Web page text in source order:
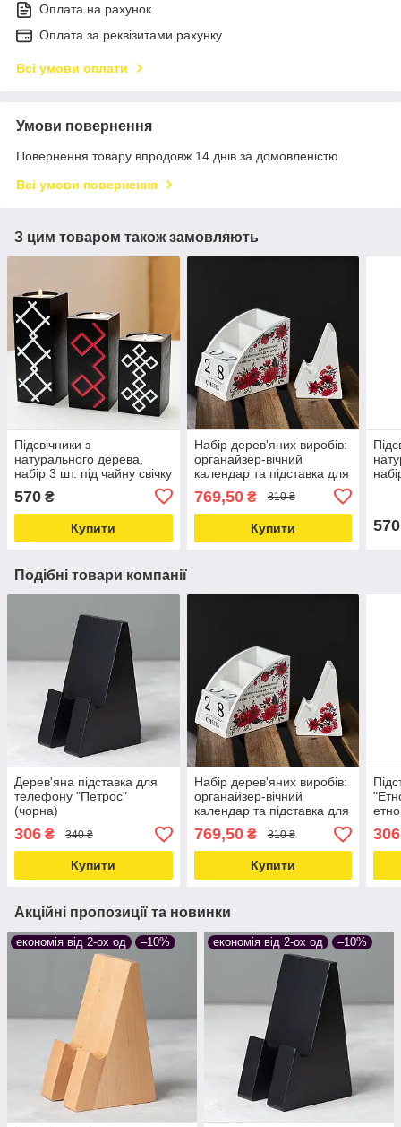
Оплата на рахунок
Оплата за реквізитами рахунку
Всі умови оплати
Умови повернення
Повернення товару впродовж 14 днів за домовленістю
Всі умови повернення
З цим товаром також замовляють
Підсвічники з
натурального дерева,
набір 3 шт. під чайну свічку
колір)
570 ₴
Купити
Набір дерев'яних виробів:
органайзер-вічний
календар та підставка для
769,50₴ 810 ₴
Купити 570
Подібні товари компанії
Дерев'яна підставка для
телефону "Петрос"
(чорна)
306 ₴ 340 ₴
Купити
Набір дерев'яних виробів:
органайзер-вічний
календар та підставка для
телефону (білий)
769,50₴ 810 ₴
Купити
306
Акційні пропозиції та новинки
економія від 2-ох од –10% економія від 2-ох од –10%